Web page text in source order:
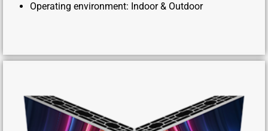
Operating environment: Indoor & Outdoor